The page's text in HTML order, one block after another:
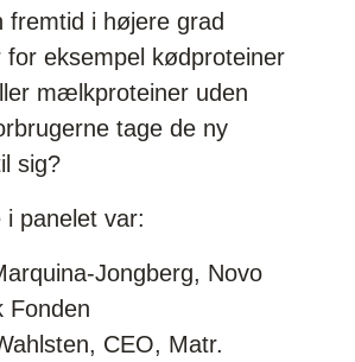
i højere grad
for eksempel kødproteiner
mælkproteiner uden
tage de ny
sig?
i panelet var:
Jongberg, Novo
Fonden
CEO, Matr.